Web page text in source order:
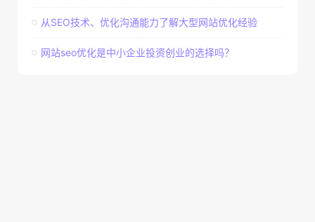
从SEO技术、优化沟通能力了解大型网站优化经验
网站seo优化是中小企业投资创业的选择吗？